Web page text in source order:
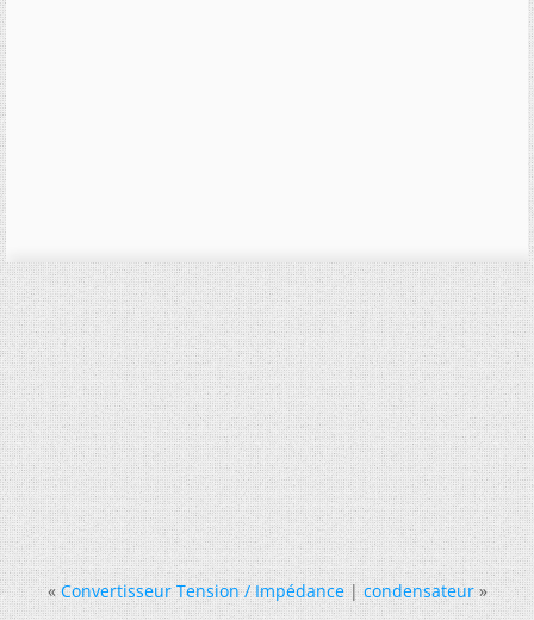
« Convertisseur Tension / Impédance|condensateur »